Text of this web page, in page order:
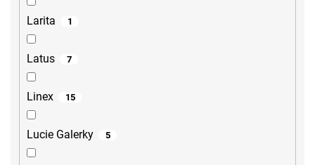
Larita 1
Latus 7
Linex 15
Lucie Galerky 5